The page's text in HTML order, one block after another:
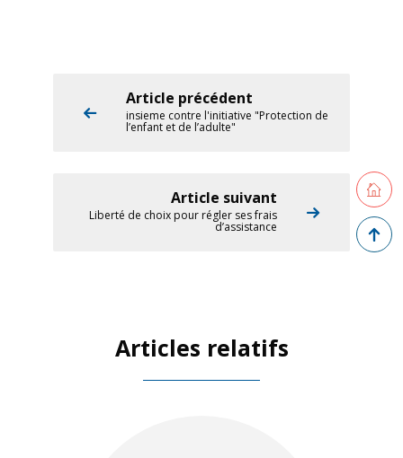
Article précédent
insieme contre l'initiative "Protection de
l’enfant et de l’adulte"
Article suivant
Liberté de choix pour régler ses frais
d’assistance
Articles relatifs
Retour